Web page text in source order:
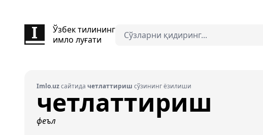
Ўзбек тилининг
имло луғати
Imlo.uzсайтида четлаттириш сўзининг ёзилиши
четлаттириш
феъл